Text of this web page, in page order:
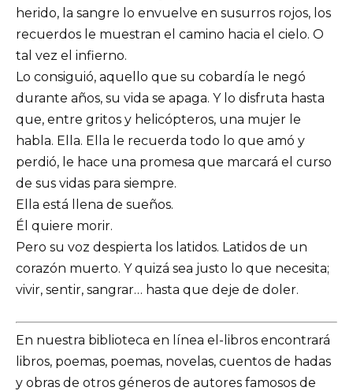
herido, la sangre lo envuelve en susurros rojos, los
recuerdos le muestran el camino hacia el cielo. O
tal vez el infierno.
Lo consiguió, aquello que su cobardía le negó
durante años, su vida se apaga. Y lo disfruta hasta
que, entre gritos y helicópteros, una mujer le
habla. Ella. Ella le recuerda todo lo que amó y
perdió, le hace una promesa que marcará el curso
de sus vidas para siempre.
Ella está llena de sueños.
Él quiere morir.
Pero su voz despierta los latidos. Latidos de un
corazón muerto. Y quizá sea justo lo que necesita;
vivir, sentir, sangrar… hasta que deje de doler.
En nuestra biblioteca en línea el-libros encontrará
libros, poemas, poemas, novelas, cuentos de hadas
y obras de otros géneros de autores famosos de